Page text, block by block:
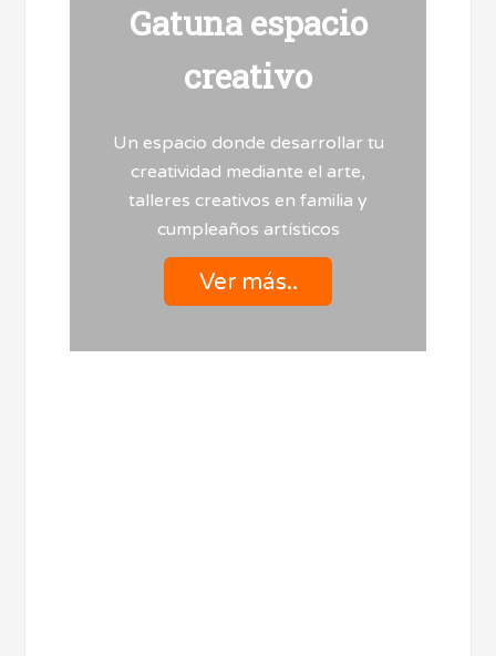
Gatuna espacio
creativo
Un espacio donde desarrollar tu
creatividad mediante el arte,
talleres creativos en familia y
cumpleaños artísticos
Ver más..